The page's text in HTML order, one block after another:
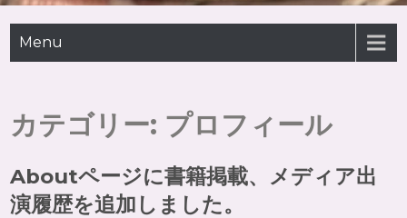
Menu
カテゴリー: プロフィール
Aboutページに書籍掲載、メディア出
演履歴を追加しました。